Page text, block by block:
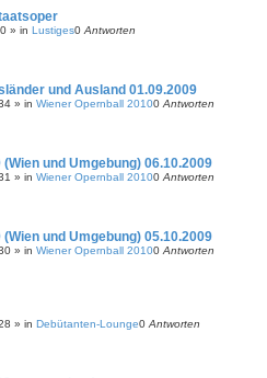
» in Lustiges0 Antworten
und Ausland 01.09.2009
» in Wiener Opernball 20100 Antworten
und Umgebung) 06.10.2009
» in Wiener Opernball 20100 Antworten
und Umgebung) 05.10.2009
» in Wiener Opernball 20100 Antworten
» in Debütanten-Lounge0 Antworten